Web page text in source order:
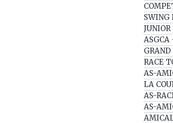
SWING
JUNIOR
LA